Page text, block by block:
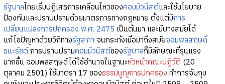
รัฐบาลไทยเริ่มปฏิเสธการเคลื่อนไหวของคอมมิวนิสต์และใช้นโยบาย
ป้องกันและปราบปรามด้วยมาตรการทางกฎหมาย ตั้งแต่มีการ
เปลี่ยนแปลงการปกครอง พ.ศ. 2475 เป็นต้นมา และมีบางสมัยได้
แก้ไขปัญหาด้วยวิถีทางรัฐสภา จนกระทั่งเมื่อมาถึงสมัยจอมพลสฤษดิ์
ธนะรัชต์การปราบปรามคอมมิวนิสต์ของรัฐบาลก็มีลักษณะที่รุนแรง
มากขึ้น จอมพลสฤษด์ได้ใช้อำนาจในฐานะหัวหน้าคณะปฏิวัติ (20
ตุลาคม 2501) ใช้มาตรา 17 ของธรรมนูญการปกครอง ทำการจับกุม